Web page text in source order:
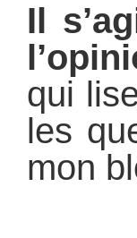
Il
qui
les
mon